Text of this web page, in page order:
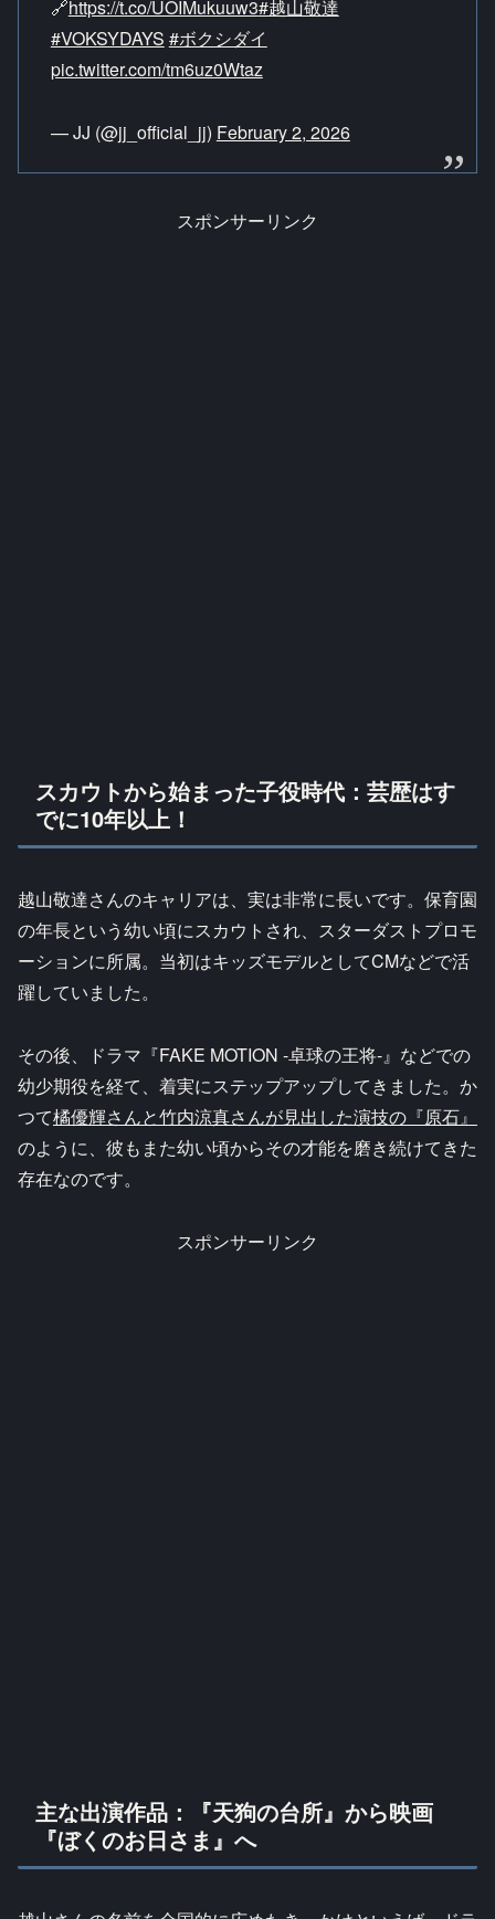
🔗https://t.co/UOIMukuuw3#越山敬達
#VOKSYDAYS #ボクシダイ
pic.twitter.com/tm6uz0Wtaz
— JJ (@jj_official_jj) February 2, 2026
スポンサーリンク
スカウトから始まった子役時代：芸歴はす
でに10年以上！
越山敬達さんのキャリアは、実は非常に長いです。保育園
の年長という幼い頃にスカウトされ、スターダストプロモ
ーションに所属。当初はキッズモデルとしてCMなどで活
躍していました。
その後、ドラマ『FAKE MOTION -卓球の王将-』などでの
幼少期役を経て、着実にステップアップしてきました。か
つて橘優輝さんと竹内涼真さんが見出した演技の『原石』
のように、彼もまた幼い頃からその才能を磨き続けてきた
存在なのです。
スポンサーリンク
主な出演作品：『天狗の台所』から映画
『ぼくのお日さま』へ